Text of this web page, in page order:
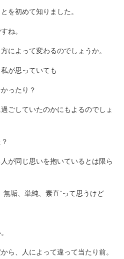
を初めて知りました。
ね。
によって変わるのでしょうか。
が思っていても
ったり？
ごしていたのかにもよるのでしょ
が同じ思いを抱いているとは限ら
無垢、単純、素直”って思うけど
ら、人によって違って当たり前。